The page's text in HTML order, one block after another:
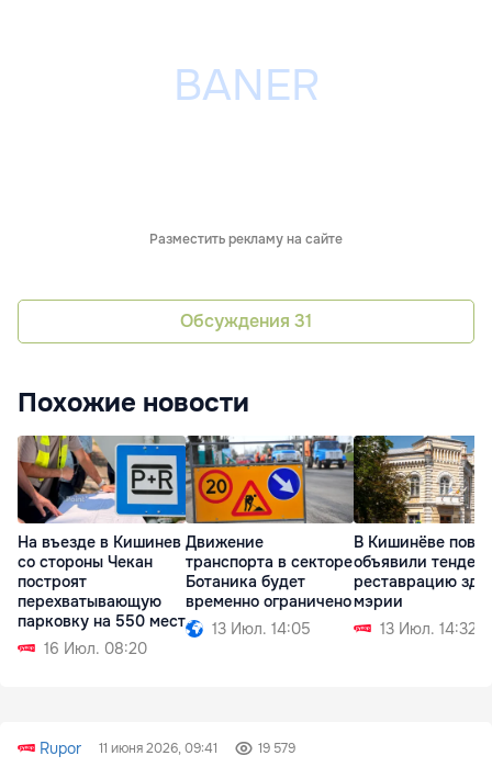
Разместить рекламу на сайте
Обсуждения 31
Похожие новости
На въезде в Кишинев
со стороны Чекан
построят
перехватывающую
парковку на 550 мест
16 Июл. 08:20
Движение
транспорта в секторе
Ботаника будет
временно ограничено
13 Июл. 14:05
В Кишинёве
объявили тендер
реставрацию
мэрии
13 Июл. 14:32
Rupor 11 июня 2026, 09:41 19 579